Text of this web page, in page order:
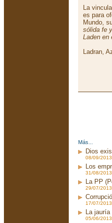
La
es para
Mundo,
sólida fe
Laden en
Ladran,
Más...
Dios
08/09/
Los
31/08/
La PP
29/07/
17/07/
La jauría
05/06/